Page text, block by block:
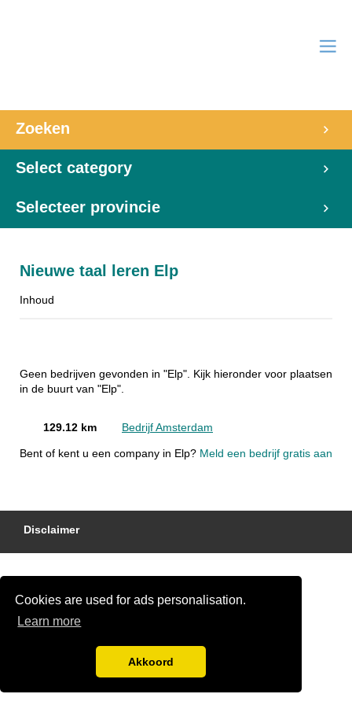
Cookies are used for ads personalisation.
Learn more
Akkoord
Zoeken
Select category
Selecteer provincie
Nieuwe taal leren Elp
Inhoud
Geen bedrijven gevonden in "Elp". Kijk hieronder voor plaatsen
in de buurt van "Elp".
129.12 km Bedrijf Amsterdam
Bent of kent u een company in Elp? Meld een bedrijf gratis aan
Disclaimer